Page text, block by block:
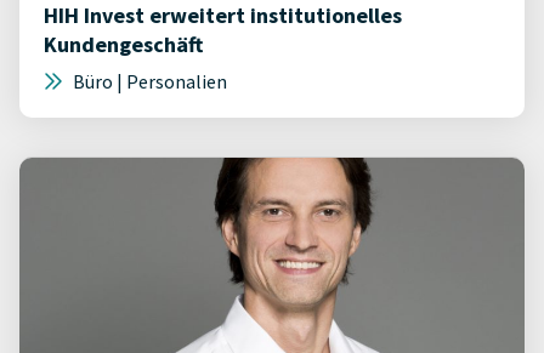
HIH Invest erweitert institutionelles
Kundengeschäft
Büro | Personalien